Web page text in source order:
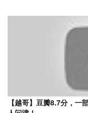
【越哥】豆瓣8.7分，一